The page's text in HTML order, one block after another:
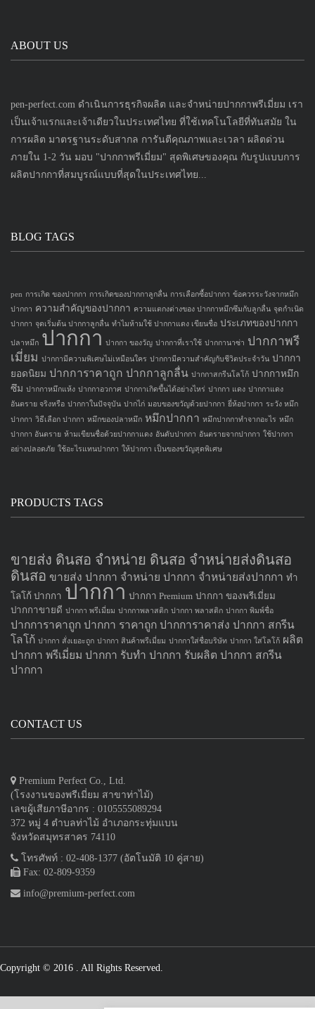
ABOUT US
pen-perfect.com ดำเนินการธุรกิจผลิต และจำหน่ายปากกาพรีเมี่ยม เรา
เป็นเจ้าแรกและเจ้าเดียวในประเทศไทย ที่ใช้เทคโนโลยีที่ทันสมัย ใน
การผลิต มาตรฐานระดับสากล การันตีคุณภาพและเวลา ผลิตด่วน
ภายใน 1-2 วัน มอบ "ปากกาพรีเมี่ยม" สุดพิเศษของคุณ กับรูปแบบการ
ผลิตปากกาที่สมบูรณ์แบบที่สุดในประเทศไทย...
BLOG TAGS
pen การเกิด ของปากกา การเกิดของปากกาลูกลื่น การเลือกซื้อปากกา ข้อควรระวังจากหมึก
ปากกา ความสำคัญของปากกา ความแตกงต่างของ ปากกาหมึกซึมกับลูกลื่น จุดกำเนิด
ปากกา จุดเริ่มต้น ปากกาลูกลื่น ทำไมห้ามใช้ ปากกาแดง เขียนชื่อ ประเภทของปากกา
ปลาหมึก ปากกา ปากกา ของวัญ ปากกาที่เราใช้ ปากกานาซ่า ปากกาพรี
เมี่ยม ปากกามีความพิเศษไม่เหมือนใคร ปากกามีความสำคัญกับชีวิตประจำวัน ปากกา
ยอดนิยม ปากการาคาถูก ปากกาลูกลื่น ปากกาสกรีนโลโก้ ปากกาหมึก
ซึม ปากกาหมึกแห้ง ปากกาอวกาศ ปากกาเกิดขึ้นได้อย่างไหร่ ปากกา แดง ปากกาแดง
อันตราย จริงหรือ ปากกาในปัจจุบัน ปากไก่ มอบของขวัญด้วยปากกา ยี่ห้อปากกา ระวัง หมึก
ปากกา วิธีเลือก ปากกา หมึกของปลาหมึก หมึกปากกา หมึกปากกาทำจากอะไร หมึก
ปากกา อันตราย ห้ามเขียนชื่อด้วยปากกาแดง อันดับปากกา อันตรายจากปากกา ใช้ปากกา
อย่างปลอดภัย ใช้อะไรแทนปากกา ให้ปากกา เป็นของขวัญสุดพิเศษ
PRODUCTS TAGS
ขายส่ง ดินสอ จำหน่าย ดินสอ จำหน่ายส่งดินสอ
ดินสอ ขายส่ง ปากกา จำหน่าย ปากกา จำหน่ายส่งปากกา ทำ
โลโก้ ปากกา ปากกา ปากกา Premium ปากกา ของพรีเมี่ยม
ปากกาขายดี ปากกา พรีเมี่ยม ปากกาพลาสติก ปากกา พลาสติก ปากกา พิมพ์ชื่อ
ปากการาคาถูก ปากกา ราคาถูก ปากการาคาส่ง ปากกา สกรีน
โลโก้ ปากกา สั่งเยอะถูก ปากกา สินค้าพรีเมี่ยม ปากกาใส่ชื่อบริษัท ปากกา ใส่โลโก้ ผลิต
ปากกา พรีเมี่ยม ปากกา รับทำ ปากกา รับผลิต ปากกา สกรีน
ปากกา
CONTACT US
Premium Perfect Co., Ltd.
(โรงงานของพรีเมี่ยม สาขาท่าไม้)
เลขผู้เสียภาษีอากร : 0105555089294
372 หมู่ 4 ตำบลท่าไม้ อำเภอกระทุ่มแบน
จังหวัดสมุทรสาคร 74110
โทรศัพท์ : 02-408-1377 (อัตโนมัติ 10 คู่สาย)
Fax: 02-809-9359
info@premium-perfect.com
Copyright © 2016 . All Rights Reserved.